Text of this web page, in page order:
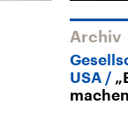
Archiv
USA